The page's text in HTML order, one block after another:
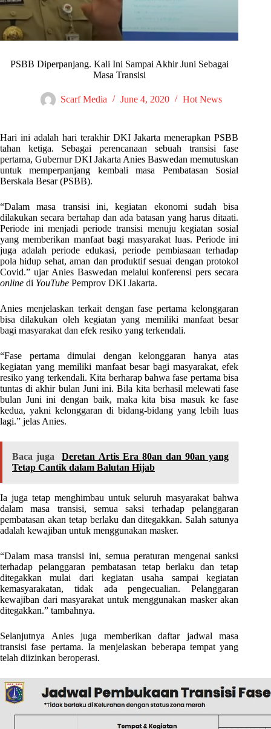
PSBB Diperpanjang. Kali Ini Sampai Akhir Juni Sebagai
Masa Transisi
Scarf Media June 4, 2020 Hot News
Hari ini adalah hari terakhir DKI Jakarta menerapkan PSBB
tahan ketiga. Sebagai perencanaan sebuah transisi fase
pertama, Gubernur DKI Jakarta Anies Baswedan memutuskan
untuk memperpanjang kembali masa Pembatasan Sosial
Berskala Besar (PSBB).
“Dalam masa transisi ini, kegiatan ekonomi sudah bisa
dilakukan secara bertahap dan ada batasan yang harus ditaati.
Periode ini menjadi periode transisi menuju kegiatan sosial
yang memberikan manfaat bagi masyarakat luas. Periode ini
juga adalah periode edukasi, periode pembiasaan terhadap
pola hidup sehat, aman dan produktif sesuai dengan protokol
Covid.” ujar Anies Baswedan melalui konferensi pers secara
online di YouTube Pemprov DKI Jakarta.
Anies menjelaskan terkait dengan fase pertama kelonggaran
bisa dilakukan oleh kegiatan yang memiliki manfaat besar
bagi masyarakat dan efek resiko yang terkendali.
“Fase pertama dimulai dengan kelonggaran hanya atas
kegiatan yang memiliki manfaat besar bagi masyarakat, efek
resiko yang terkendali. Kita berharap bahwa fase pertama bisa
tuntas di akhir bulan Juni ini. Bila kita berhasil melewati fase
bulan Juni ini dengan baik, maka kita bisa masuk ke fase
kedua, yakni kelonggaran di bidang-bidang yang lebih luas
lagi.” jelas Anies.
Baca juga
Deretan Artis Era 80an dan 90an yang
Tetap Cantik dalam Balutan Hijab
Ia juga tetap menghimbau untuk seluruh masyarakat bahwa
dalam masa transisi, semua saksi terhadap pelanggaran
pembatasan akan tetap berlaku dan ditegakkan. Salah satunya
adalah kewajiban untuk menggunakan masker.
“Dalam masa transisi ini, semua peraturan mengenai sanksi
terhadap pelanggaran pembatasan tetap berlaku dan tetap
ditegakkan mulai dari kegiatan usaha sampai kegiatan
kemasyarakatan, tidak ada pengecualian. Pelanggaran
kewajiban dari masyarakat untuk menggunakan masker akan
ditegakkan.” tambahnya.
Selanjutnya Anies juga memberikan daftar jadwal masa
transisi fase pertama. Ia menjelaskan beberapa tempat yang
telah diizinkan beroperasi.